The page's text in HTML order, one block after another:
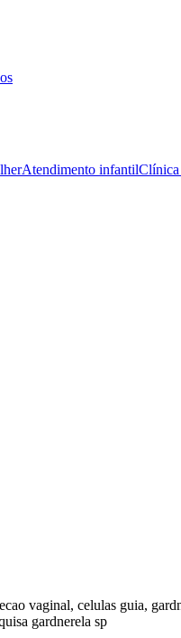
Atendimento infantil
vaginal, celulas guia,
gardnerela sp